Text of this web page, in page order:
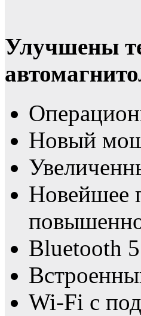
Улучшены
Новый
Новейшее
Bluetooth
Wi-Fi с